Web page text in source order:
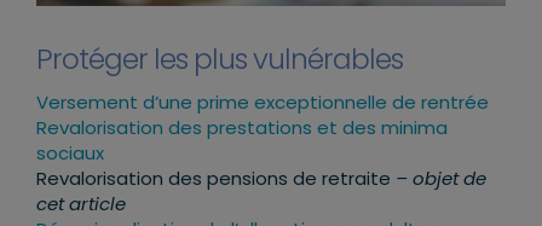
Protéger les plus vulnérables
Versement d’une prime exceptionnelle de rentrée
Revalorisation des prestations et des minima
sociaux
Revalorisation des pensions de retraite – objet de
cet article